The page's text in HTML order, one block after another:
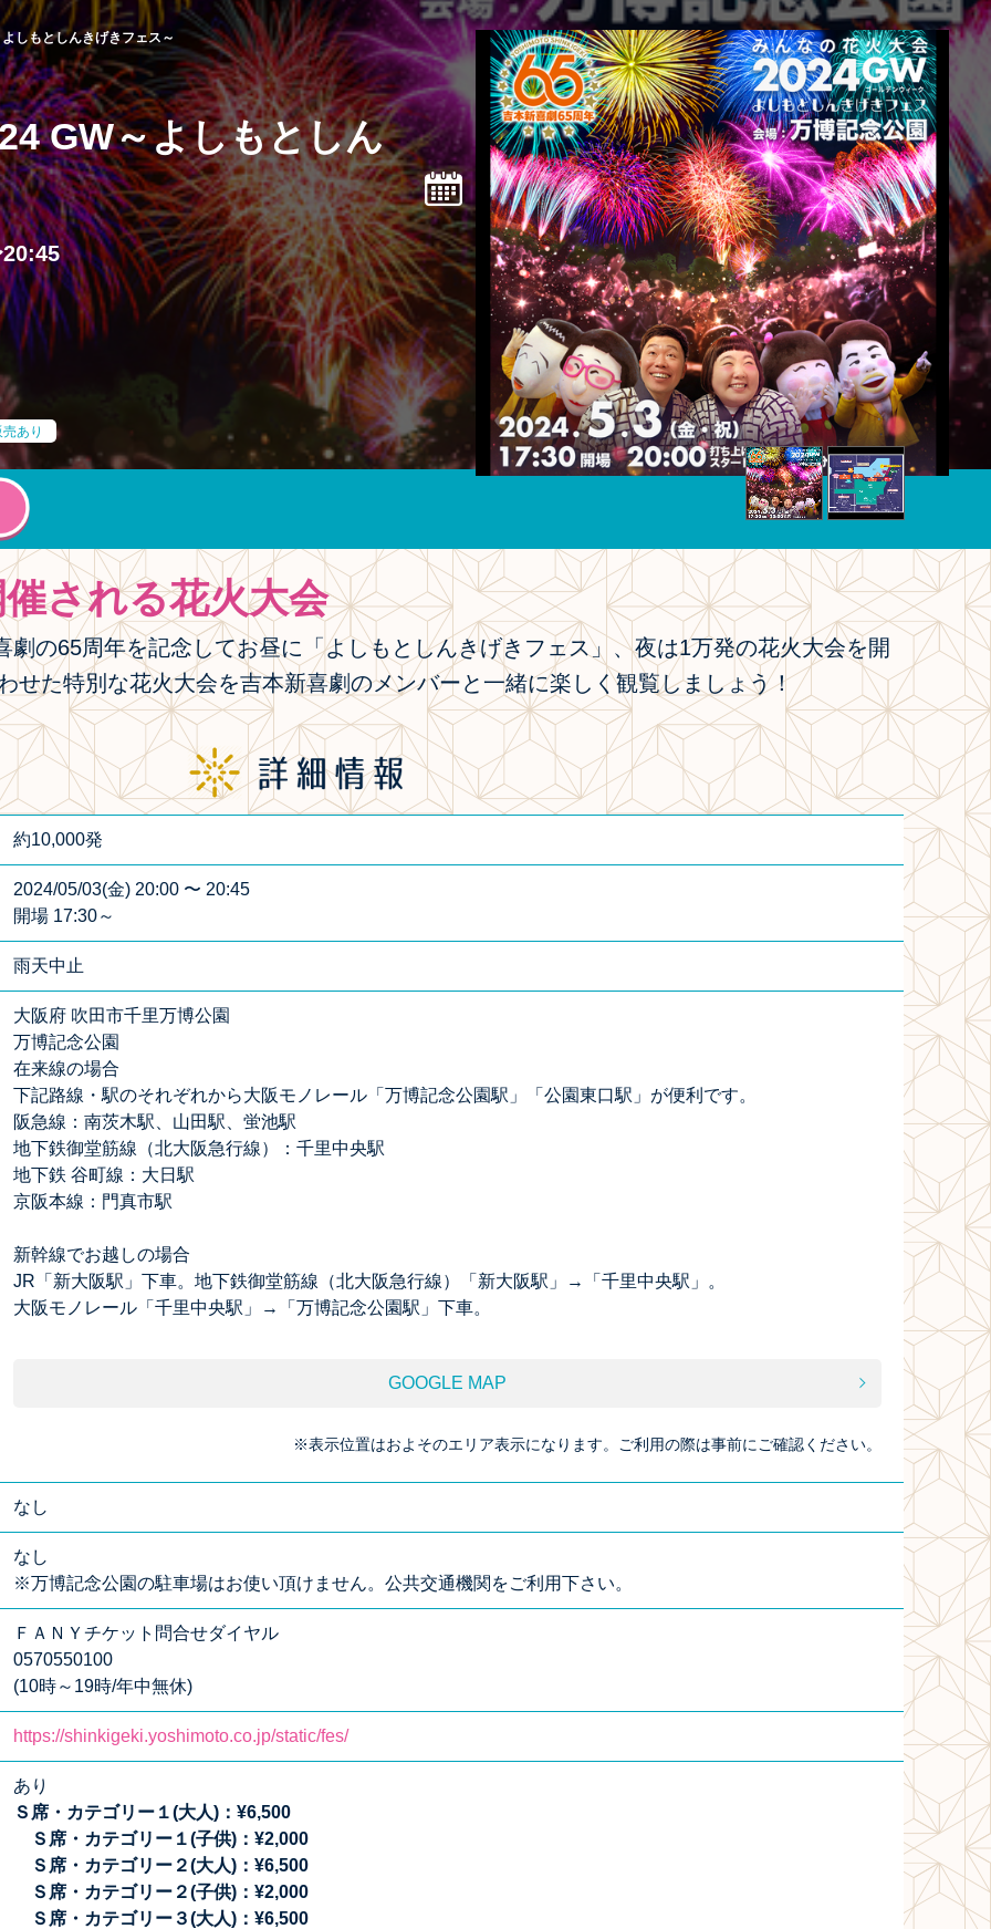
しもとしんきげきフェス～
GW～よしもとしん
あり
される花火大会
の65周年を記念してお昼に「よしもとしんきげきフェス」、夜は1万発の花火大会を開
せた特別な花火大会を吉本新喜劇のメンバーと一緒に楽しく観覧しましょう！
約10,000発
2024/05/03(金) 20:00 〜 20:45
開場 17:30～
雨天中止
大阪府 吹田市千里万博公園
万博記念公園
在来線の場合
下記路線・駅のそれぞれから大阪モノレール「万博記念公園駅」「公園東口駅」が便利です。
阪急線：南茨木駅、山田駅、蛍池駅
地下鉄御堂筋線（北大阪急行線）：千里中央駅
地下鉄 谷町線：大日駅
京阪本線：門真市駅
新幹線でお越しの場合
JR「新大阪駅」下車。地下鉄御堂筋線（北大阪急行線）「新大阪駅」→「千里中央駅」。
大阪モノレール「千里中央駅」→「万博記念公園駅」下車。
GOOGLE MAP
※表示位置はおよそのエリア表示になります。ご利用の際は事前にご確認ください。
なし
なし
※万博記念公園の駐車場はお使い頂けません。公共交通機関をご利用下さい。
ＦＡＮＹチケット問合せダイヤル
0570550100
(10時～19時/年中無休)
https://shinkigeki.yoshimoto.co.jp/static/fes/
あり
Ｓ席・カテゴリー１(大人)：¥6,500
Ｓ席・カテゴリー１(子供)：¥2,000
Ｓ席・カテゴリー２(大人)：¥6,500
Ｓ席・カテゴリー２(子供)：¥2,000
Ｓ席・カテゴリー３(大人)：¥6,500